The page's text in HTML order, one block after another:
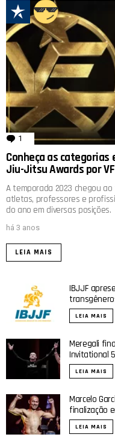
1 comentário
Conheça as categorias
Jiu-Jitsu Awards por
A temporada 2023 chegou
atletas, professores e
do ano em diversas posições.
há 3 anos
LEIA MAIS
IBJJF
LEIA MAIS
Meregali
Invitational 5
LEIA MAIS
Marcelo
finalização
LEIA MAIS